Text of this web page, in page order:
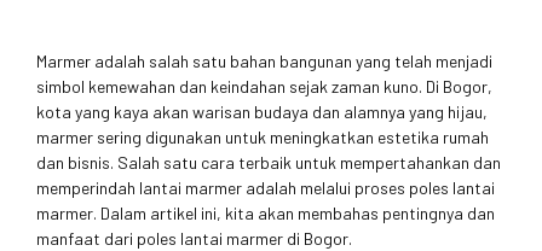
Marmer adalah salah satu bahan bangunan yang telah menjadi
simbol kemewahan dan keindahan sejak zaman kuno. Di Bogor,
kota yang kaya akan warisan budaya dan alamnya yang hijau,
marmer sering digunakan untuk meningkatkan estetika rumah
dan bisnis. Salah satu cara terbaik untuk mempertahankan dan
memperindah lantai marmer adalah melalui proses poles lantai
marmer. Dalam artikel ini, kita akan membahas pentingnya dan
manfaat dari poles lantai marmer di Bogor.